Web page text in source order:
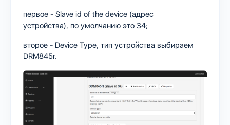
первое - Slave id of the device (адрес
устройства), по умолчанию это 34;
второе - Device Type, тип устройства выбираем
DRM845r.